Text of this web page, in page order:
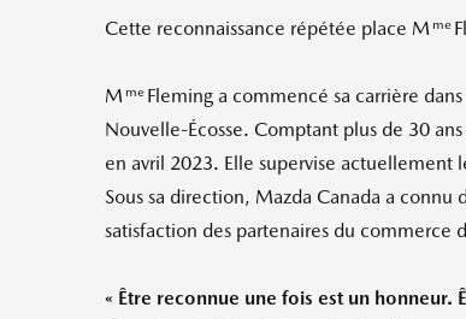
Cette reconnaissance répétée place M me
M meFleming a commencé sa carrière
Nouvelle-Écosse. Comptant plus de 30
en avril 2023. Elle supervise
Sous sa direction, Mazda Canada a connu
satisfaction des partenaires du commerce
« Être reconnue une fois est un